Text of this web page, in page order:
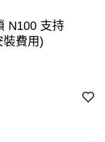
N100 支持
裝費用)